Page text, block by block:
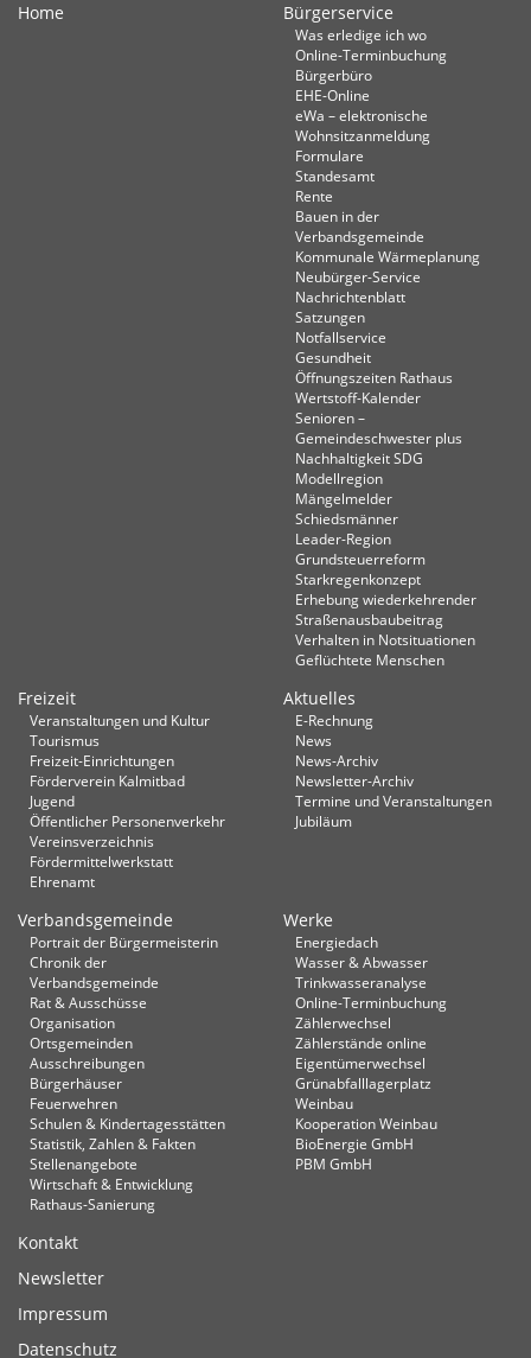
Home Bürgerservice
Was erledige ich wo
Online-Terminbuchung
Bürgerbüro
EHE-Online
eWa – elektronische
Wohnsitzanmeldung
Formulare
Standesamt
Rente
Bauen in der
Verbandsgemeinde
Kommunale Wärmeplanung
Neubürger-Service
Nachrichtenblatt
Satzungen
Notfallservice
Gesundheit
Öffnungszeiten Rathaus
Wertstoff-Kalender
Senioren –
Gemeindeschwester plus
Nachhaltigkeit SDG
Modellregion
Mängelmelder
Schiedsmänner
Leader-Region
Grundsteuerreform
Starkregenkonzept
Erhebung wiederkehrender
Straßenausbaubeitrag
Verhalten in Not­situationen
Geflüchtete Menschen
Freizeit
Veranstaltungen und Kultur
Tourismus
Freizeit-Einrichtungen
Förderverein Kalmitbad
Jugend
Öffentlicher Personenverkehr
Vereinsverzeichnis
Fördermittelwerkstatt
Ehrenamt
Aktuelles
E-Rechnung
News
News-Archiv
Newsletter-Archiv
Termine und Veranstaltungen
Jubiläum
Verbandsgemeinde
Portrait der Bürgermeisterin
Chronik der
Verbandsgemeinde
Rat & Ausschüsse
Organisation
Ortsgemeinden
Ausschreibungen
Bürgerhäuser
Feuerwehren
Schulen & Kindertagesstätten
Statistik, Zahlen & Fakten
Stellenangebote
Wirtschaft & Entwicklung
Rathaus-Sanierung
Werke
Energiedach
Wasser & Abwasser
Trinkwasseranalyse
Online-Terminbuchung
Zählerwechsel
Zählerstände online
Eigentümerwechsel
Grünabfalllagerplatz
Weinbau
Kooperation Weinbau
BioEnergie GmbH
PBM GmbH
Kontakt
Newsletter
Impressum
Datenschutz